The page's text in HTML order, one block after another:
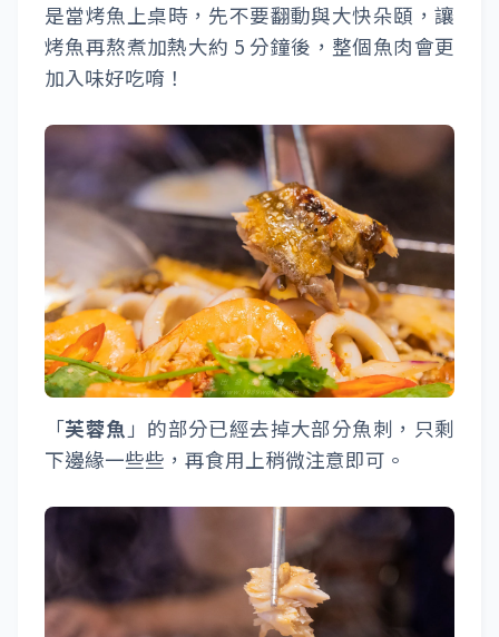
是當烤魚上桌時，先不要翻動與大快朵頤，讓
烤魚再熬煮加熱大約 5 分鐘後，整個魚肉會更
加入味好吃唷！
「芙蓉魚 」的部分已經去掉大部分魚刺，只剩
下邊緣一些些，再食用上稍微注意即可。